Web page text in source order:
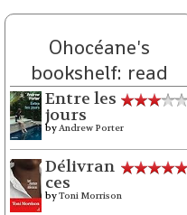
Ohocéane's
bookshelf: read
Entre les
jours
byAndrew Porter
Délivran
ces
byToni Morrison